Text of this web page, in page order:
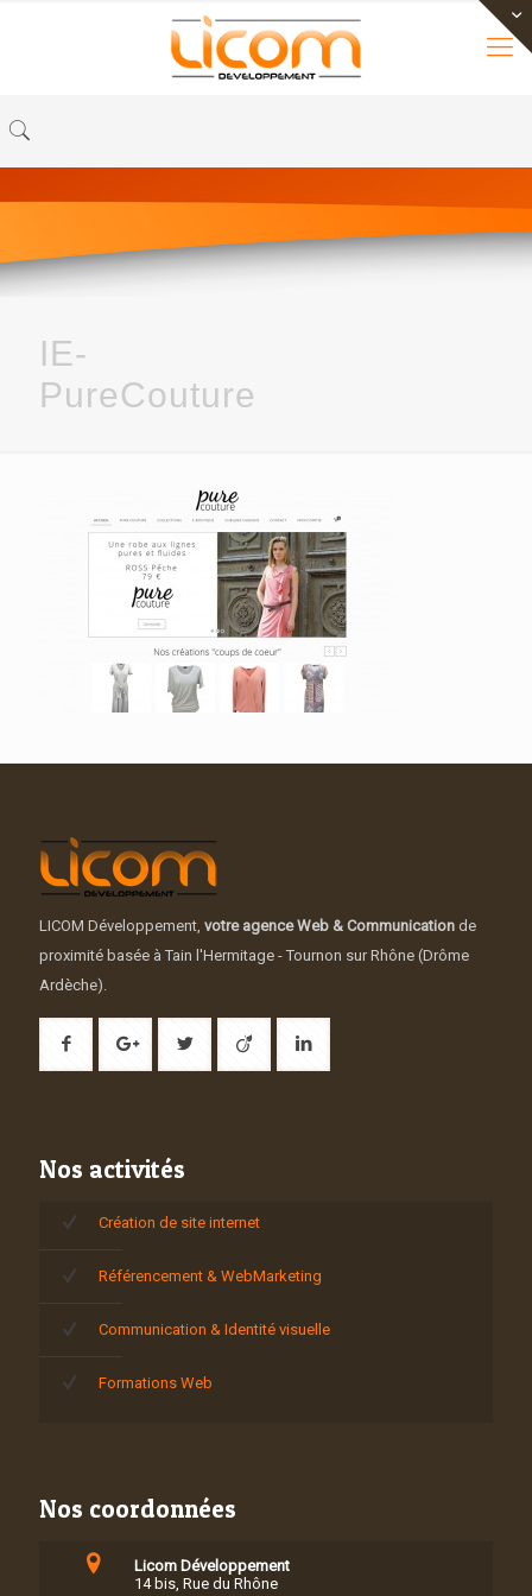
IE-
PureCouture
LICOM Développement, votre agence Web & Communication de
proximité basée à Tain l'Hermitage - Tournon sur Rhône (Drôme
Ardèche).
Nos activités
Création de site internet
Référencement & WebMarketing
Communication & Identité visuelle
Formations Web
Nos coordonnées
Licom Développement
14 bis, Rue du Rhône